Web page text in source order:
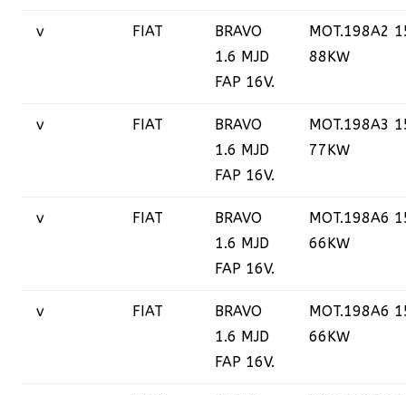
v FIAT
BRAVO
1.6 MJD
FAP 16V.
MOT.198A2
88KW
v FIAT
BRAVO
1.6 MJD
FAP 16V.
MOT.198A3
77KW
v FIAT
BRAVO
1.6 MJD
FAP 16V.
MOT.198A6
66KW
v FIAT
BRAVO
1.6 MJD
FAP 16V.
MOT.198A6
66KW